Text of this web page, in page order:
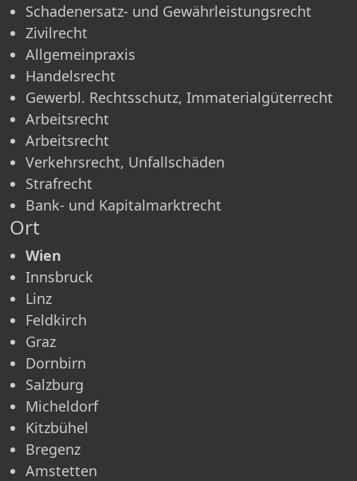
Schadenersatz- und Gewährleistungsrecht
Zivilrecht
Allgemeinpraxis
Handelsrecht
Gewerbl. Rechtsschutz, Immaterialgüterrecht
Arbeitsrecht
Arbeitsrecht
Verkehrsrecht, Unfallschäden
Strafrecht
Bank- und Kapitalmarktrecht
Ort
Wien
Innsbruck
Linz
Feldkirch
Graz
Dornbirn
Salzburg
Micheldorf
Kitzbühel
Bregenz
Amstetten